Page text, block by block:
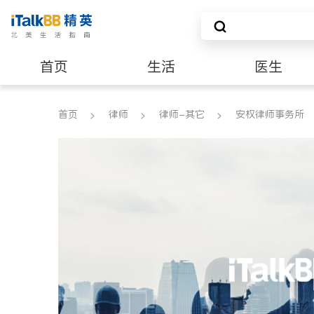
首页 生活 医生
养老 非盈利组织
首页 律师 律师-其它 安权律师事务所